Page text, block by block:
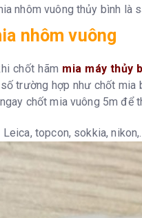
nhôm vuông thủy bình
nhôm vuông
chốt hãm mia máy thủy
trường hợp như chốt
chốt mia vuông 5m để
topcon, sokkia,